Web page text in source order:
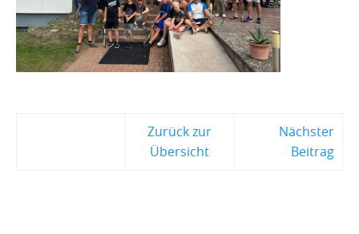
Zurück zur
Übersicht
Nächster
Beitrag